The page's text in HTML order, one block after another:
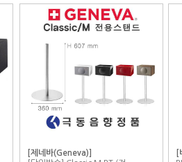
[제네바(Geneva)]
[